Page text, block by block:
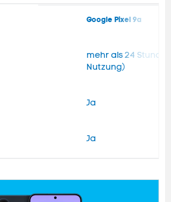
Google Pixel 9a
mehr als 24
Nutzung)
Ja
Ja